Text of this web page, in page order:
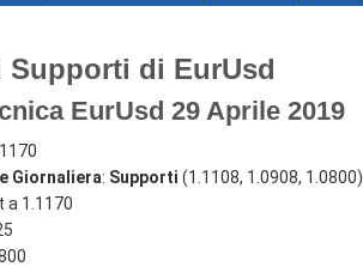
Supporti di EurUsd
EurUsd 29 Aprile 2019
Giornaliera: Supporti (1.1108, 1.0908, 1.0800)
a 1.1170